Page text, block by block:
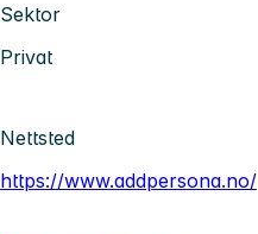
Sektor
Privat
Nettsted
https://www.addpersona.no/